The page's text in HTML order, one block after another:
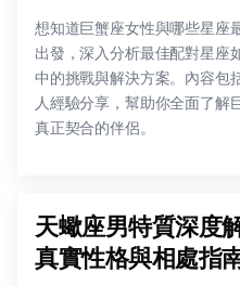
想知道巨蟹座女性與哪些星座
出發，深入分析最佳配對星座
中的挑戰與解決方案。內容包
人經驗分享，幫助你全面了解
真正契合的伴侶。
天蠍座男特質深度
真實性格與相處指